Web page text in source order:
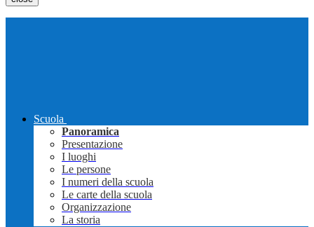
Scuola
Panoramica
Presentazione
I luoghi
Le persone
I numeri della scuola
Le carte della scuola
Organizzazione
La storia